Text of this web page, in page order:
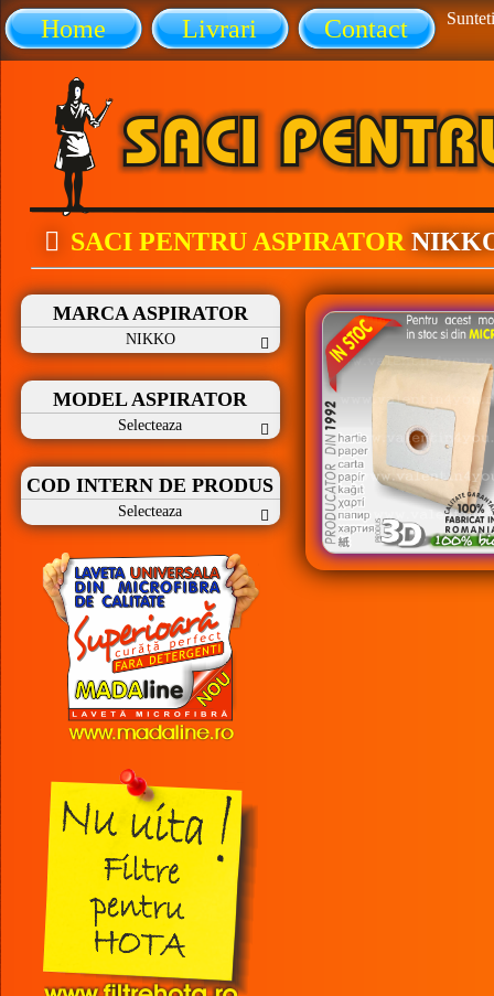
Home Livrari Contact
SACI PENTRU ASPIRATOR
MARCA ASPIRATOR
NIKKO
MODEL ASPIRATOR
Selecteaza
COD INTERN DE PRODUS
Selecteaza